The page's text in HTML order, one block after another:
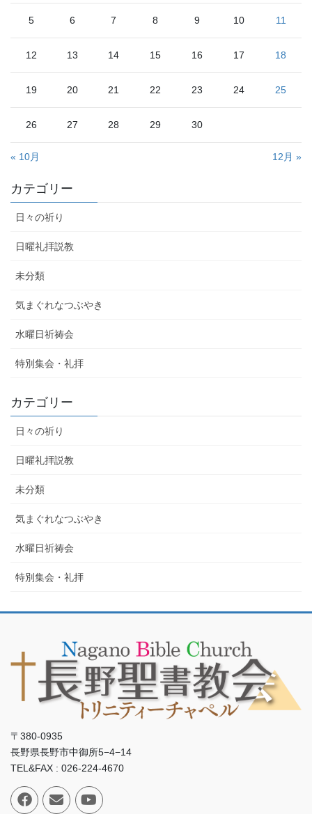
5 6 7 8 9 10 11
12 13 14 15 16 17 18
19 20 21 22 23 24 25
26 27 28 29 30
« 10月 12月 »
カテゴリー
日々の祈り
日曜礼拝説教
未分類
気まぐれなつぶやき
水曜日祈祷会
特別集会・礼拝
カテゴリー
日々の祈り
日曜礼拝説教
未分類
気まぐれなつぶやき
水曜日祈祷会
特別集会・礼拝
〒380-0935
長野県長野市中御所5−4−14
TEL&FAX : 026-224-4670